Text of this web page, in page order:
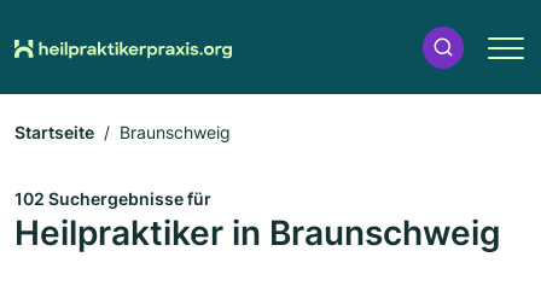
Startseite Braunschweig
102 Suchergebnisse für
Heilpraktiker in Braunschweig